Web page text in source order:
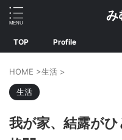
み
TOP Profile
HOME >生活 >
生活
我が家、結露が